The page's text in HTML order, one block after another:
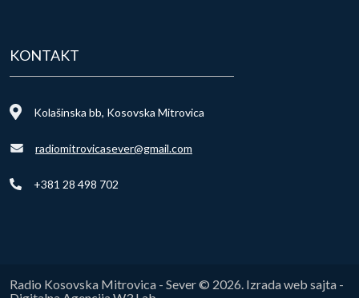
KONTAKT
Kolašinska bb, Kosovska Mitrovica
radiomitrovicasever@gmail.com
+381 28 498 702
Radio Kosovska Mitrovica - Sever © 2026. Izrada web sajta -